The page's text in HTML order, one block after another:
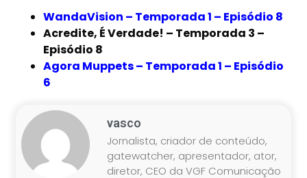
WandaVision – Temporada 1 – Episódio 8
Acredite, É Verdade! – Temporada 3 –
Episódio 8
Agora Muppets – Temporada 1 – Episódio
6
vasco
Jornalista, criador de conteúdo,
gatewatcher, apresentador, ator,
diretor, CEO da VGF Comunicação